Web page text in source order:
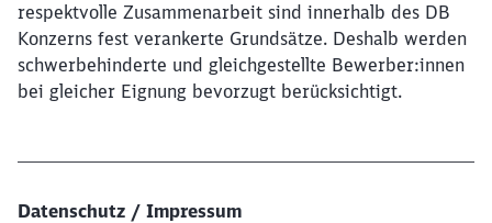
respektvolle Zusammenarbeit sind innerhalb des DB
Konzerns fest verankerte Grundsätze. Deshalb werden
schwerbehinderte und gleichgestellte Bewerber:innen
bei gleicher Eignung bevorzugt berücksichtigt.
Datenschutz / Impressum